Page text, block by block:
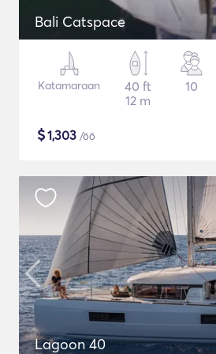
Bali Catspace
Katamaraan
40 ft
12 m
10
$1,303 /öö
Lagoon 40